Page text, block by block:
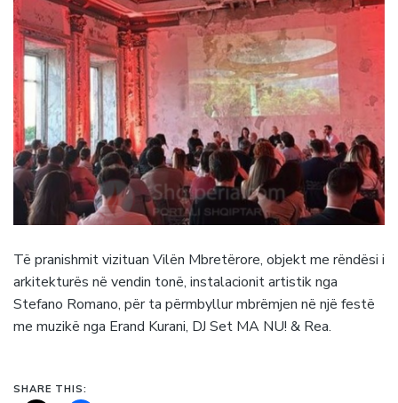
Të pranishmit vizituan Vilën Mbretërore, objekt me rëndësi i
arkitekturës në vendin tonë, instalacionit artistik nga
Stefano Romano, për ta përmbyllur mbrëmjen në një festë
me muzikë nga Erand Kurani, DJ Set MA NU! & Rea.
SHARE THIS: